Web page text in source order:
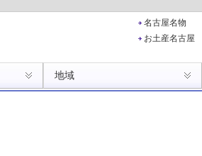
名古屋名物
お土産名古屋
地域